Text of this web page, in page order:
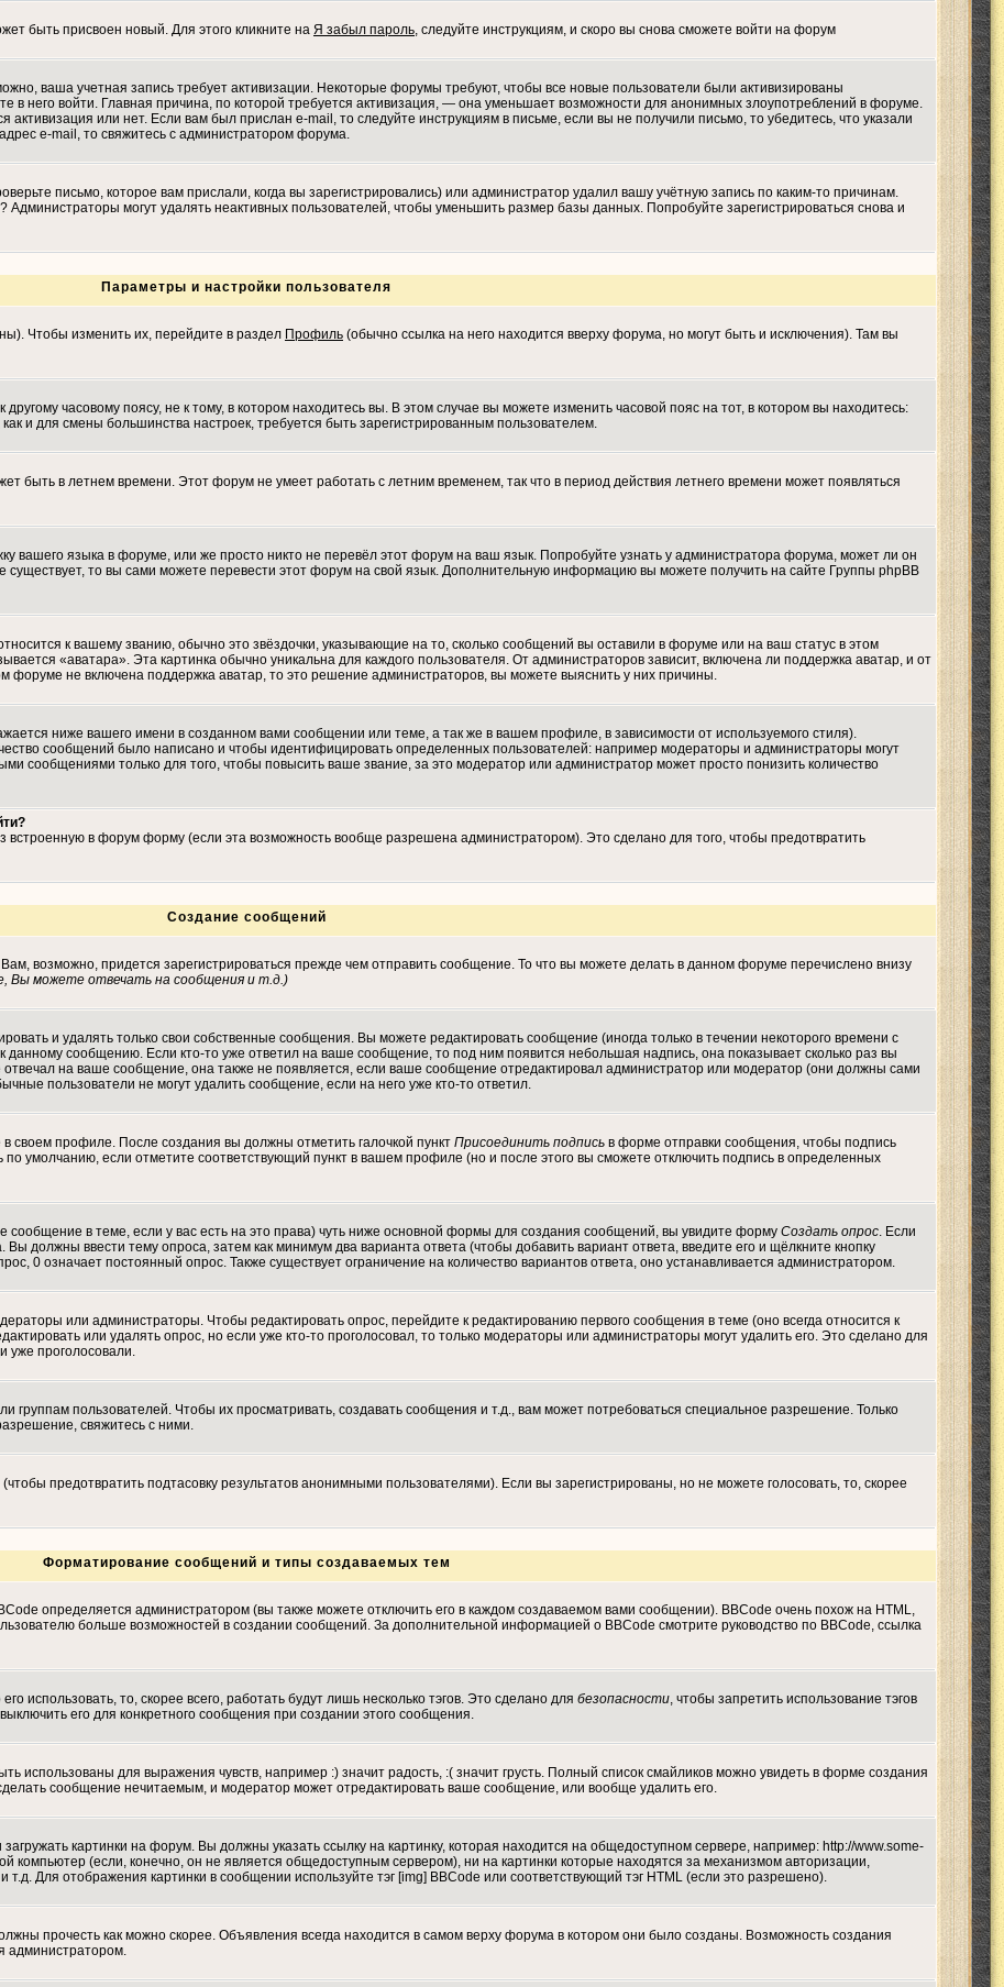
быть присвоен новый. Для этого кликните на Я забыл пароль, следуйте инструкциям, и скоро вы снова сможете войти на форум
ваша учетная запись требует активизации. Некоторые форумы требуют, чтобы все новые пользователи были активизированы
в него войти. Главная причина, по которой требуется активизация, — она уменьшает возможности для анонимных злоупотреблений в форуме.
активизация или нет. Если вам был прислан e-mail, то следуйте инструкциям в письме, если вы не получили письмо, то убедитесь, что указали
e-mail, то свяжитесь с администратором форума.
письмо, которое вам прислали, когда вы зарегистрировались) или администратор удалил вашу учётную запись по каким-то причинам.
могут удалять неактивных пользователей, чтобы уменьшить размер базы данных. Попробуйте зарегистрироваться снова и
Параметры и настройки пользователя
Чтобы изменить их, перейдите в раздел Профиль (обычно ссылка на него находится вверху форума, но могут быть и исключения). Там вы
часовому поясу, не к тому, в котором находитесь вы. В этом случае вы можете изменить часовой пояс на тот, в котором вы находитесь:
и для смены большинства настроек, требуется быть зарегистрированным пользователем.
быть в летнем времени. Этот форум не умеет работать с летним временем, так что в период действия летнего времени может появляться
вашего языка в форуме, или же просто никто не перевёл этот форум на ваш язык. Попробуйте узнать у администратора форума, может ли он
существует, то вы сами можете перевести этот форум на свой язык. Дополнительную информацию вы можете получить на сайте Группы phpBB
к вашему званию, обычно это звёздочки, указывающие на то, сколько сообщений вы оставили в форуме или на ваш статус в этом
«аватара». Эта картинка обычно уникальна для каждого пользователя. От администраторов зависит, включена ли поддержка аватар, и от
форуме не включена поддержка аватар, то это решение администраторов, вы можете выяснить у них причины.
ниже вашего имени в созданном вами сообщении или теме, а так же в вашем профиле, в зависимости от используемого стиля).
сообщений было написано и чтобы идентифицировать определенных пользователей: например модераторы и администраторы могут
сообщениями только для того, чтобы повысить ваше звание, за это модератор или администратор может просто понизить количество
встроенную в форум форму (если эта возможность вообще разрешена администратором). Это сделано для того, чтобы предотвратить
Создание сообщений
возможно, придется зарегистрироваться прежде чем отправить сообщение. То что вы можете делать в данном форуме перечислено внизу
можете отвечать на сообщения и т.д.)
и удалять только свои собственные сообщения. Вы можете редактировать сообщение (иногда только в течении некоторого времени с
данному сообщению. Если кто-то уже ответил на ваше сообщение, то под ним появится небольшая надпись, она показывает сколько раз вы
на ваше сообщение, она также не появляется, если ваше сообщение отредактировал администратор или модератор (они должны сами
пользователи не могут удалить сообщение, если на него уже кто-то ответил.
своем профиле. После создания вы должны отметить галочкой пункт Присоединить подпись в форме отправки сообщения, чтобы подпись
умолчанию, если отметите соответствующий пункт в вашем профиле (но и после этого вы сможете отключить подпись в определенных
сообщение в теме, если у вас есть на это права) чуть ниже основной формы для создания сообщений, вы увидите форму Создать опрос. Если
должны ввести тему опроса, затем как минимум два варианта ответа (чтобы добавить вариант ответа, введите его и щёлкните кнопку
0 означает постоянный опрос. Также существует ограничение на количество вариантов ответа, оно устанавливается администратором.
или администраторы. Чтобы редактировать опрос, перейдите к редактированию первого сообщения в теме (оно всегда относится к
или удалять опрос, но если уже кто-то проголосовал, то только модераторы или администраторы могут удалить его. Это сделано для
уже проголосовали.
пользователей. Чтобы их просматривать, создавать сообщения и т.д., вам может потребоваться специальное разрешение. Только
свяжитесь с ними.
предотвратить подтасовку результатов анонимными пользователями). Если вы зарегистрированы, но не можете голосовать, то, скорее
Форматирование сообщений и типы создаваемых тем
определяется администратором (вы также можете отключить его в каждом создаваемом вами сообщении). BBCode очень похож на HTML,
больше возможностей в создании сообщений. За дополнительной информацией о BBCode смотрите руководство по BBCode, ссылка
использовать, то, скорее всего, работать будут лишь несколько тэгов. Это сделано для безопасности, чтобы запретить использование тэгов
его для конкретного сообщения при создании этого сообщения.
использованы для выражения чувств, например :) значит радость, :( значит грусть. Полный список смайликов можно увидеть в форме создания
сообщение нечитаемым, и модератор может отредактировать ваше сообщение, или вообще удалить его.
картинки на форум. Вы должны указать ссылку на картинку, которая находится на общедоступном сервере, например: http://www.some-
компьютер (если, конечно, он не является общедоступным сервером), ни на картинки которые находятся за механизмом авторизации,
Для отображения картинки в сообщении используйте тэг [img] BBCode или соответствующий тэг HTML (если это разрешено).
прочесть как можно скорее. Объявления всегда находится в самом верху форума в котором они было созданы. Возможность создания
администратором.